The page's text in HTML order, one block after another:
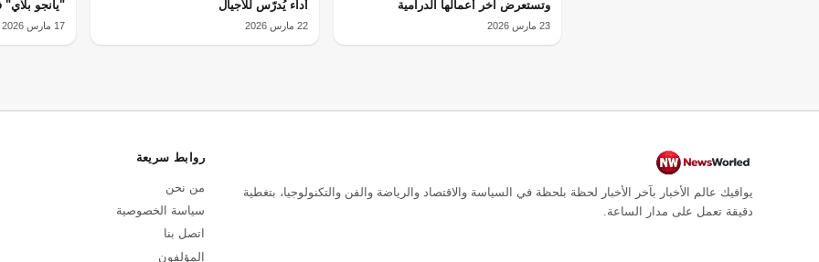
وتستعرض آخر أعمالها الدرامية
23 مارس 2026
أداء يُدرّس للأجيال
22 مارس 2026
"يانجو بلاي"
17 مارس 2026
يوافيك عالم الأخبار بآخر الأخبار لحظة بلحظة في السياسة والاقتصاد والرياضة والفن والتكنولوجيا، بتغطية
دقيقة تعمل على مدار الساعة.
روابط سريعة
من نحن
سياسة الخصوصية
اتصل بنا
المؤلفون